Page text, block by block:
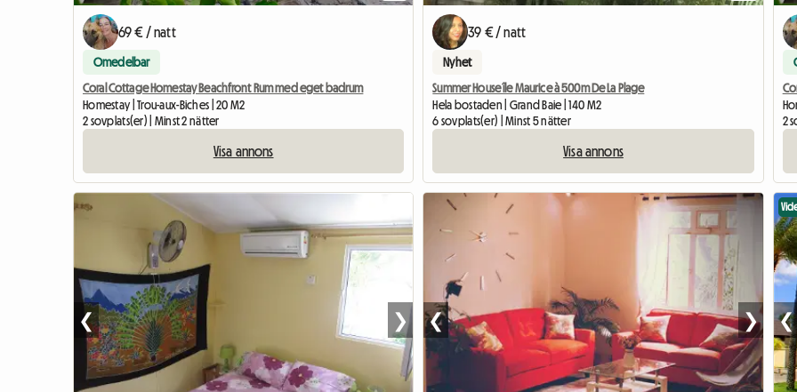
69 € / natt
Omedelbar
Coral Cottage Homestay Beachfront Rum med eget badrum
Homestay | Trou-aux-Biches | 20 M2
2 sovplats(er) | Minst 2 nätter
Visa annons
39 € / natt
Nyhet
Summer House île Maurice à 500m De La Plage
Hela bostaden | Grand Baie | 140 M2
6 sovplats(er) | Minst 5 nätter
Visa annons
2
❮ ❯ ❮ ❯ ❮